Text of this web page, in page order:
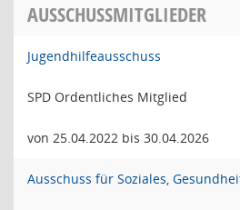
AUSSCHUSSMITGLIEDER
Jugendhilfeausschuss
SPD Ordentliches Mitglied
von 25.04.2022 bis 30.04.2026
Ausschuss für Soziales,